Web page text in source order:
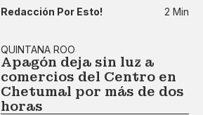
Redacción Por Esto! 2 Min
QUINTANA ROO
Apagón deja sin luz a
comercios del Centro en
Chetumal por más de dos
horas